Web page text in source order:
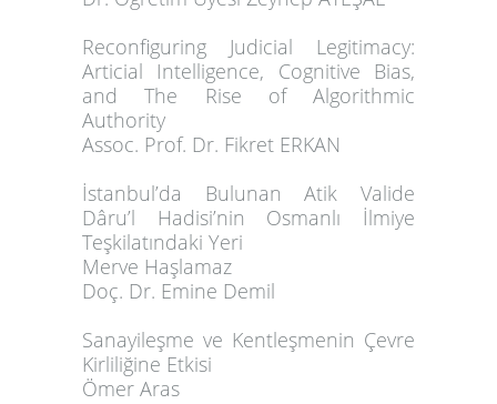
Reconfiguring Judicial Legitimacy:
Articial Intelligence, Cognitive Bias,
and The Rise of Algorithmic
Authority
Assoc. Prof. Dr. Fikret ERKAN
İstanbul’da Bulunan Atik Valide
Dâru’l Hadisi’nin Osmanlı İlmiye
Teşkilatındaki Yeri
Merve Haşlamaz
Doç. Dr. Emine Demil
Sanayileşme ve Kentleşmenin Çevre
Kirliliğine Etkisi
Ömer Aras